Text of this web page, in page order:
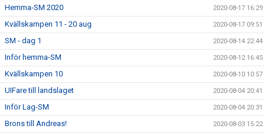
Hemma-SM 2020 2020-08-17 16:29
Kvällskampen 11 - 20 aug 2020-08-17 09:51
SM - dag 1 2020-08-14 22:44
Inför hemma-SM 2020-08-12 16:45
Kvällskampen 10 2020-08-10 10:57
UIFare till landslaget 2020-08-04 20:41
Inför Lag-SM 2020-08-04 20:31
Brons till Andreas! 2020-08-03 15:22